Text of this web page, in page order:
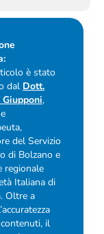
è stato
dal Dott.
,
del Servizio
di Bolzano e
regionale
Italiana di
Oltre a
il